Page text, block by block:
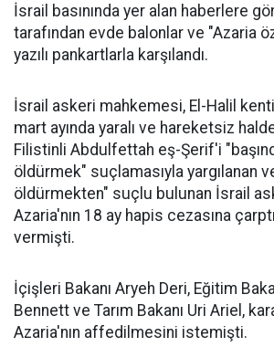
İsrail basınında yer alan haberlere
tarafından evde balonlar ve "Azaria
yazılı pankartlarla karşılandı.
İsrail askeri mahkemesi, El-Halil
mart ayında yaralı ve hareketsiz
Filistinli Abdulfettah eş-Şerif'i
öldürmek" suçlamasıyla yargılanan
öldürmekten" suçlu bulunan İsrail
Azaria'nın 18 ay hapis cezasına
vermişti.
İçişleri Bakanı Aryeh Deri, Eğitim
Bennett ve Tarım Bakanı Uri Ariel,
Azaria'nın affedilmesini istemişti.